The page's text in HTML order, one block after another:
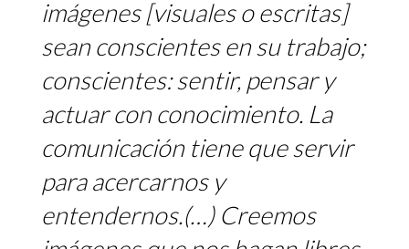
imágenes [visuales o escritas]
sean conscientes en su trabajo;
conscientes: sentir, pensar y
actuar con conocimiento. La
comunicación tiene que servir
para acercarnos y
entendernos.(…) Creemos